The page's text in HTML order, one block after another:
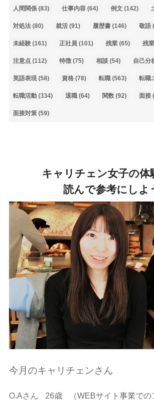
人間関係(83) 仕事内容(64) 例文(142)
対処法(80) 就活(91) 履歴書(146) 敬語
未経験(161) 正社員 (101) 残業(65) 残
注意点(112) 特徴(75) 相談(54) 自己分
英語表現(58) 資格(78) 転職(563) 転職
転職活動(334) 退職(64) 関数(92) 面接
面接対策(59)
キャリチェン女子の体
読んで参考にしよ
今月のキャリチェンさん
O.Aさん 26歳 （WEBサイト事業での